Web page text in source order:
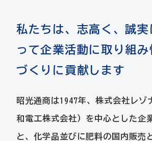
私たちは、志高く、誠実
って企業活動に取り組み
づくりに貢献します
昭光通商は1947年、株式会社レゾ
和電工株式会社）を中心とした企
と、化学品並びに肥料の国内販売